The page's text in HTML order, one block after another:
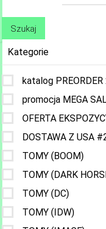
Kategorie
katalog
promocja MEGA
OFERTA
DOSTAWA Z USA
TOMY (BOOM)
TOMY (DARK
TOMY (DC)
TOMY (IDW)